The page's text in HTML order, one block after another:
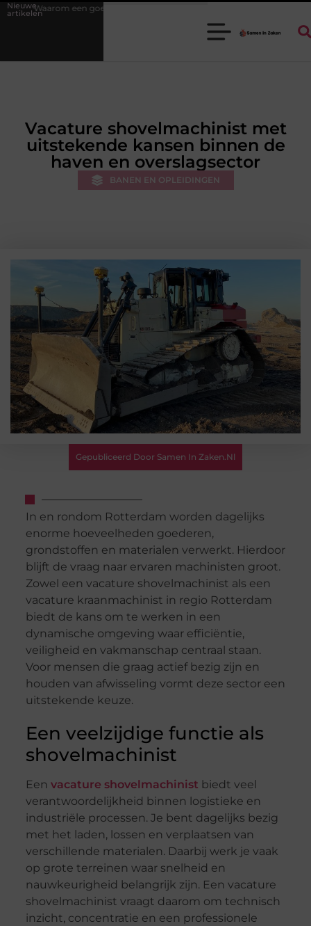
Nieuwe
artikelen
stukadoorgroothandel het werk van de stukadoor makkelijker maakt
Vacature shovelmachinist met
uitstekende kansen binnen de
haven en overslagsector
BANEN EN OPLEIDINGEN
Gepubliceerd Door Samen In Zaken.nl
In en rondom Rotterdam worden dagelijks
enorme hoeveelheden goederen,
grondstoffen en materialen verwerkt. Hierdoor
blijft de vraag naar ervaren machinisten groot.
Zowel een vacature shovelmachinist als een
vacature kraanmachinist in regio Rotterdam
biedt de kans om te werken in een
dynamische omgeving waar efficiëntie,
veiligheid en vakmanschap centraal staan.
Voor mensen die graag actief bezig zijn en
houden van afwisseling vormt deze sector een
uitstekende keuze.
Een veelzijdige functie als
shovelmachinist
Een vacature shovelmachinist biedt veel
verantwoordelijkheid binnen logistieke en
industriële processen. Je bent dagelijks bezig
met het laden, lossen en verplaatsen van
verschillende materialen. Daarbij werk je vaak
op grote terreinen waar snelheid en
nauwkeurigheid belangrijk zijn. Een vacature
shovelmachinist vraagt daarom om technisch
inzicht, concentratie en een professionele